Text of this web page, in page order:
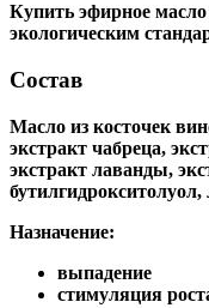
Купить эфирное
экологическим
Состав
Масло из косточек
экстракт чабреца,
экстракт лаванды,
Назначение:
выпадение
стимуляция